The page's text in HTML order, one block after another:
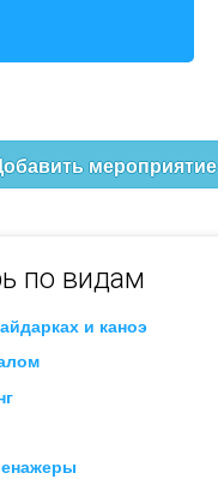
мероприятие
по видам
и каноэ